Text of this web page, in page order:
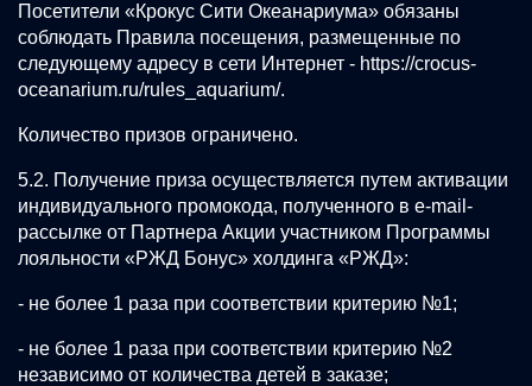
Посетители «Крокус Сити Океанариума» обязаны
соблюдать Правила посещения, размещенные по
следующему адресу в сети Интернет - https://crocus-
oceanarium.ru/rules_aquarium/.
Количество призов ограничено.
5.2. Получение приза осуществляется путем активации
индивидуального промокода, полученного в e-mail-
рассылке от Партнера Акции участником Программы
лояльности «РЖД Бонус» холдинга «РЖД»:
- не более 1 раза при соответствии критерию №1;
- не более 1 раза при соответствии критерию №2
независимо от количества детей в заказе;